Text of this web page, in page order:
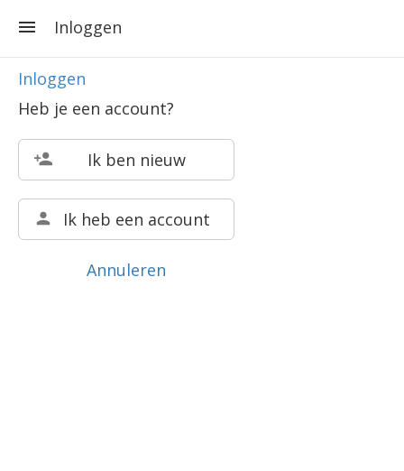
Inloggen
Inloggen
Heb je een account?
Ik ben nieuw
Ik heb een account
Annuleren